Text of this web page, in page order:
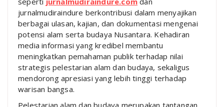
jurnalmudiraindure berkontribusi dalam menyajikan
berbagai ulasan, kajian, dan dokumentasi mengenai
potensi alam serta budaya Nusantara. Kehadiran
media informasi yang kredibel membantu
meningkatkan pemahaman publik terhadap nilai
strategis pelestarian alam dan budaya, sekaligus
mendorong apresiasi yang lebih tinggi terhadap
warisan bangsa.
Pelestarian alam dan budaya merupakan tantangan